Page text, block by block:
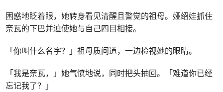
困惑地眨着眼，她转身看见清醒且警觉的祖母。娅绍娃抓住
奈瓦的下巴并迫使她与自己四目相接。
「你叫什么名字？」祖母质问道，一边检视她的眼睛。
「我是奈瓦，」她气愤地说，同时把头抽回。「难道你已经
忘记我了？」